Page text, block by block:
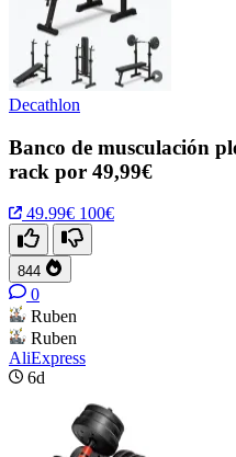
Decathlon
Banco de musculación
rack por 49,99€
49.99€ 100€
844
0
Ruben
Ruben
AliExpress
6d